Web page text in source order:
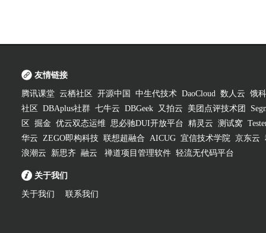
友情链接
腾讯课堂 云栖社区 开源中国 中生代技术 DaoCloud 数人云 饿
社区
DBAplus社群 七牛云 DBGeek 又拍云 美团点评技术团
区
掘金 优云双态运维 思必驰DUI开放平台 精灵云 测试窝
华云 ZEGO即构科技 联想超融合 AICUG 宜信技术学院 京东云
浪潮云
新思齐 融云 禅道项目管理软件 轻流无代码平台
关于我们
关于我们 联系我们